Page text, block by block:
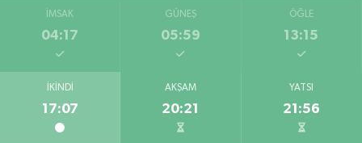
İMSAK
04:17
GÜNEŞ
05:59
ÖĞLE
13:15
İKINDI
17:07
AKŞAM
20:21
YATSI
21:56